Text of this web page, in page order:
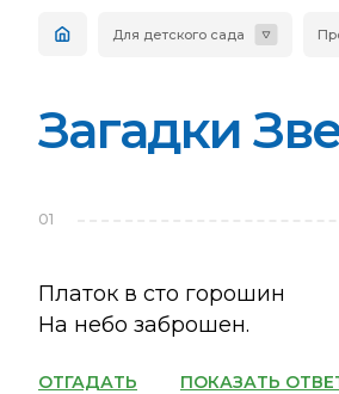
Для детского сада
Загадки
01
Платок в сто горошин
На небо заброшен.
ОТГАДАТЬ ПОКАЗАТЬ